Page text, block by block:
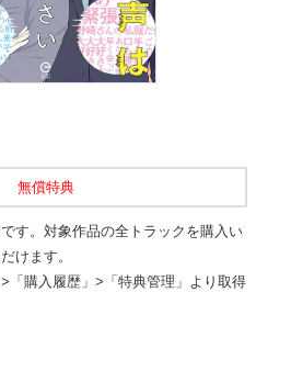
無償特典
す。対象作品の全トラックを購入い
けます。
「購入履歴」>「特典管理」より取得